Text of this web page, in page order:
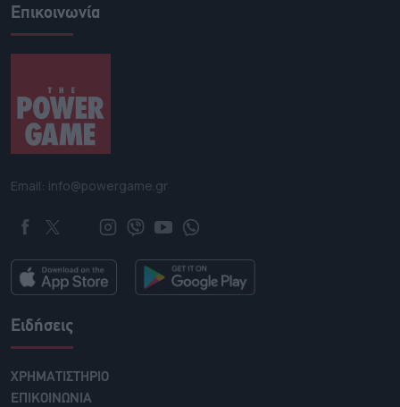
Επικοινωνία
Email: info@powergame.gr
Ειδήσεις
ΧΡΗΜΑΤΙΣΤΗΡΙΟ
ΕΠΙΚΟΙΝΩΝΙΑ